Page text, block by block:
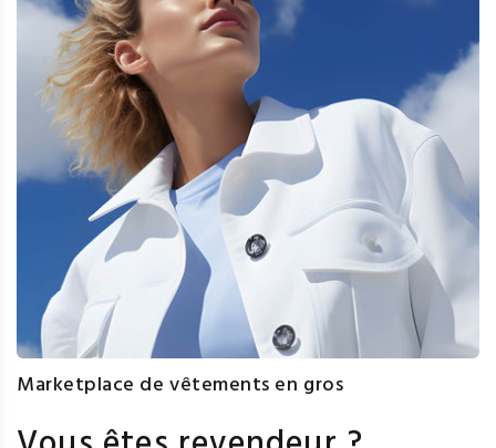
Marketplace de vêtements en gros